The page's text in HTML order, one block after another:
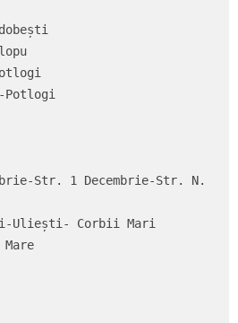
Potlogi
Str. 1 Decembrie-Str. N.
Uliești- Corbii Mari